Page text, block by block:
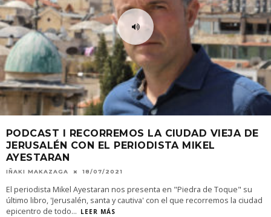
PODCAST I RECORREMOS LA CIUDAD VIEJA DE
JERUSALÉN CON EL PERIODISTA MIKEL
AYESTARAN
IÑAKI MAKAZAGA 18/07/2021
El periodista Mikel Ayestaran nos presenta en "Piedra de Toque" su
último libro, 'Jerusalén, santa y cautiva' con el que recorremos la ciudad
epicentro de todo... LEER MÁS